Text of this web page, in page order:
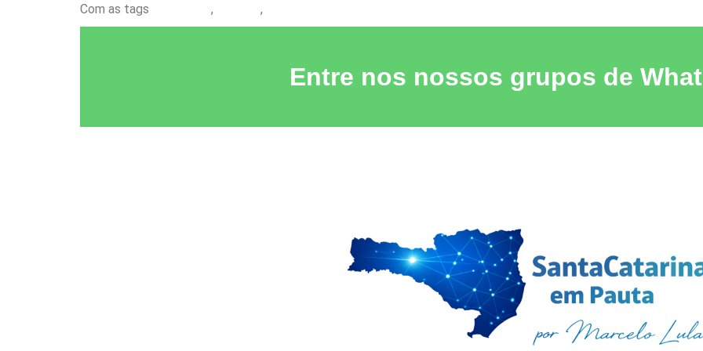
Com as tags , ,
Entre nos nossos grupos de